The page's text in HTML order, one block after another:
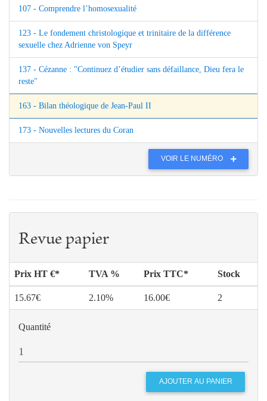
107 - Comprendre l’homosexualité
123 - Le fondement christologique et trinitaire de la différence
sexuelle chez Adrienne von Speyr
137 - Cézanne : "Continuez d’étudier sans défaillance, Dieu fera le
reste"
163 - Bilan théologique de Jean-Paul II
173 - Nouvelles lectures du Coran
VOIR LE NUMÉRO
Revue papier
Prix HT €* TVA % Prix TTC* Stock
15.67€ 2.10% 16.00€ 2
Quantité